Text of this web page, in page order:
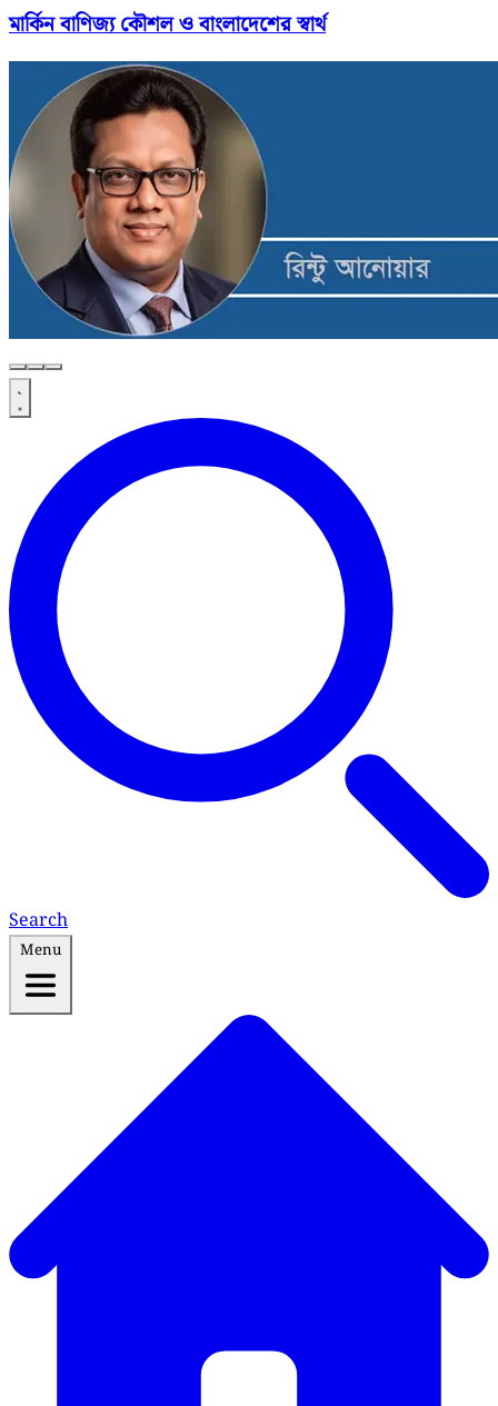
মার্কিন বাণিজ্য কৌশল ও বাংলাদেশের স্বার্থ
Search
Menu